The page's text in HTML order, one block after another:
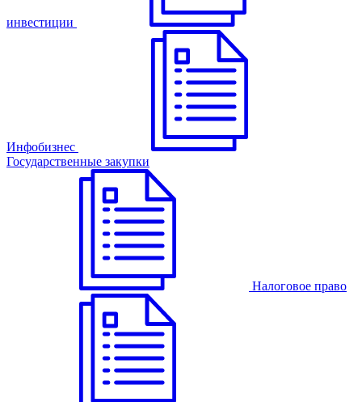
инвестиции
Инфобизнес
Государственные закупки
Налоговое право